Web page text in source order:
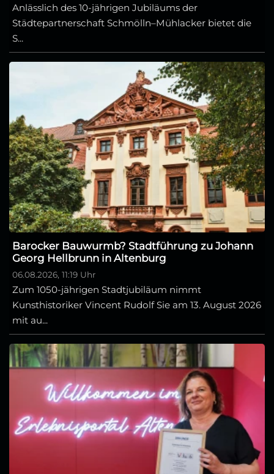
Anlässlich des 10-jährigen Jubiläums der
Städtepartnerschaft Schmölln–Mühlacker bietet die
S...
Barocker Bauwurmb? Stadtführung zu Johann
Georg Hellbrunn in Altenburg
06.08.2026, 11:19 Uhr
Zum 1050-jährigen Stadtjubiläum nimmt
Kunsthistoriker Vincent Rudolf Sie am 13. August 2026
mit au...